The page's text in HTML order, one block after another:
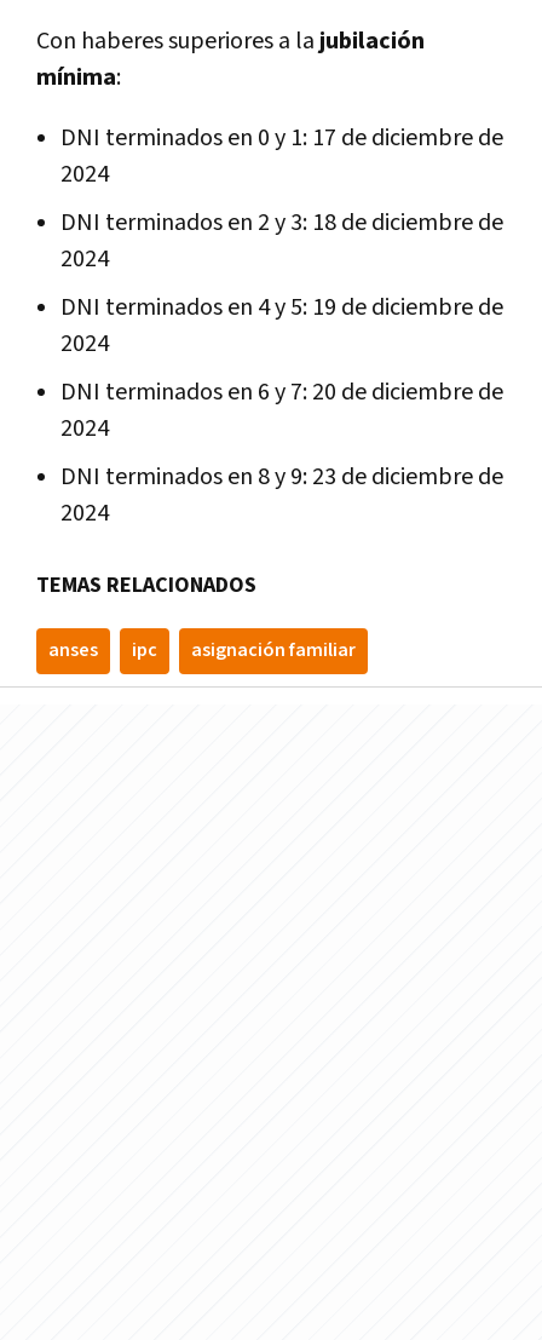
Con haberes superiores a la jubilación
mínima:
DNI terminados en 0 y 1: 17 de diciembre de
2024
DNI terminados en 2 y 3: 18 de diciembre de
2024
DNI terminados en 4 y 5: 19 de diciembre de
2024
DNI terminados en 6 y 7: 20 de diciembre de
2024
DNI terminados en 8 y 9: 23 de diciembre de
2024
TEMAS RELACIONADOS
anses ipc asignación familiar